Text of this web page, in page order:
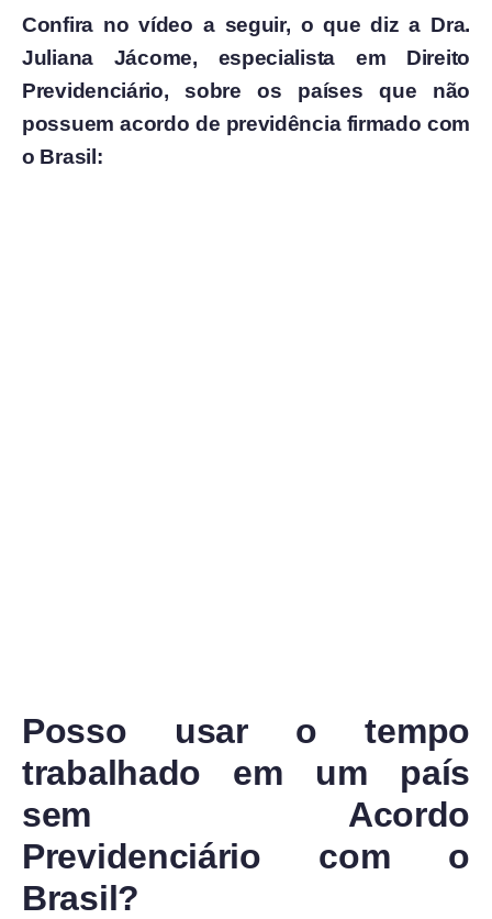
Confira no vídeo a seguir, o que diz a Dra.
Juliana Jácome, especialista em Direito
Previdenciário, sobre os países que não
possuem acordo de previdência firmado com
o Brasil:
Posso usar o tempo
trabalhado em um país
sem Acordo
Previdenciário com o
Brasil?